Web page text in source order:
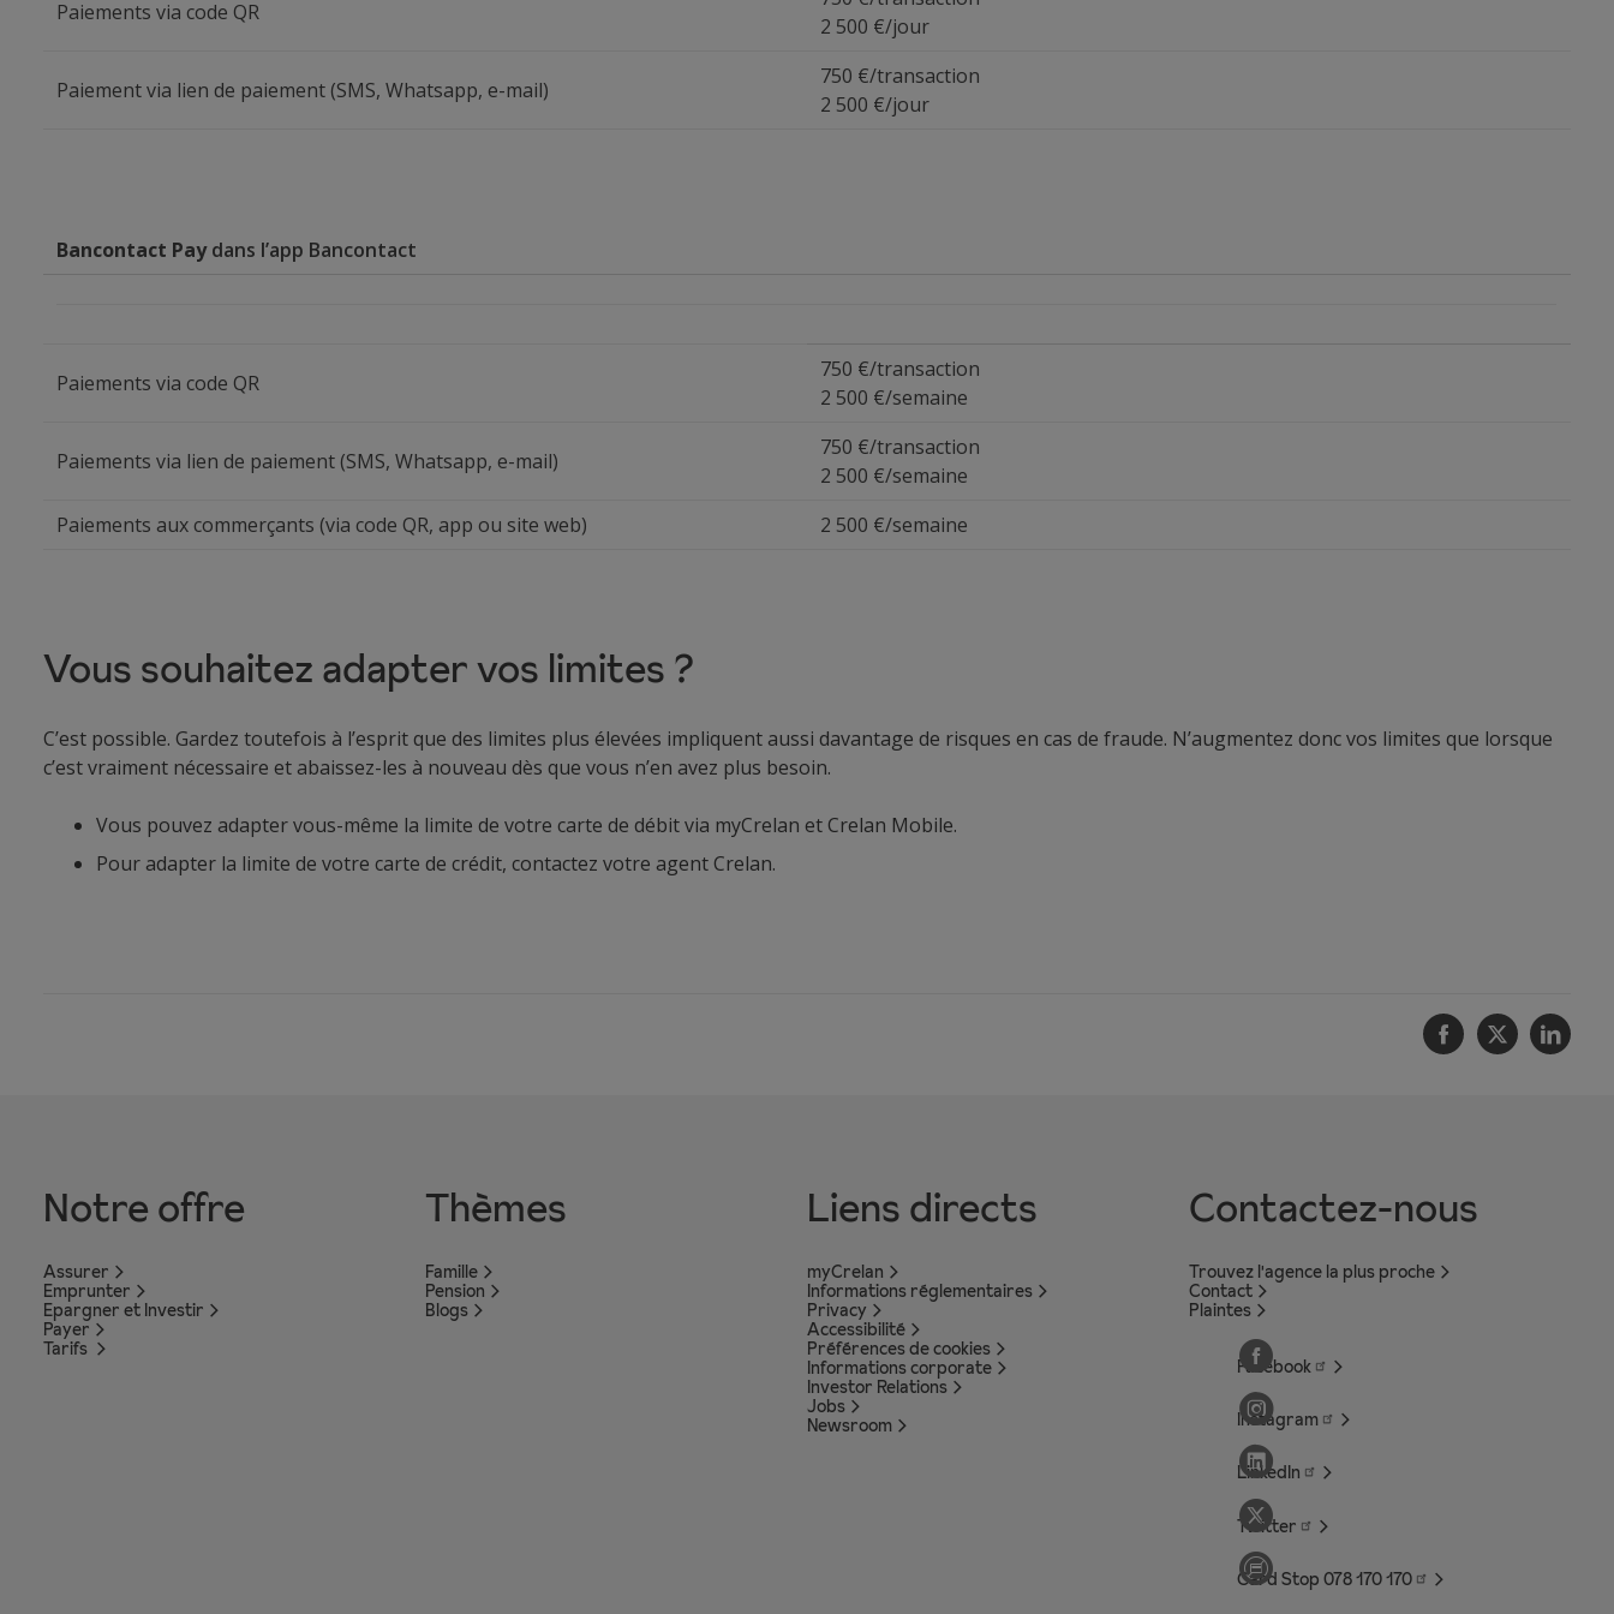
Paiements via code QR
2 500 €/jour
Paiement via lien de paiement (SMS, Whatsapp, e-mail)
750 €/transaction
2 500 €/jour
Bancontact Paydans l’app Bancontact
Paiements via code QR
750 €/transaction
2 500 €/semaine
Paiements via lien de paiement (SMS, Whatsapp, e-mail)
750 €/transaction
2 500 €/semaine
Paiements aux commerçants (via code QR, app ou site web)
2 500 €/semaine
Vous souhaitez adapter vos limites ?
C’est possible. Gardez toutefois à l’esprit que des limites plus élevées impliquent aussi davantage de risques en cas de fraude. N’augmentez donc vos limites que lorsque
c’est vraiment nécessaire et abaissez-les à nouveau dès que vous n’en avez plus besoin.
Vous pouvez adapter vous-même la limite de votre carte de débit via myCrelan et Crelan Mobile.
Pour adapter la limite de votre carte de crédit, contactez votre agent Crelan.
Facebook
Twitter
Notre offre
Assurer
Emprunter
Epargner et Investir
Payer
Tarifs
Thèmes
Famille
Pension
Blogs
Liens directs
myCrelan
Informations réglementaires
Privacy
Accessibilité
Préférences de cookies
Informations corporate
Investor Relations
Jobs
Newsroom
Contactez-nous
Trouvez l'agence la plus proche
Contact
Plaintes
Facebook
Instagram
LinkedIn
Twitter
Card Stop 078 170170